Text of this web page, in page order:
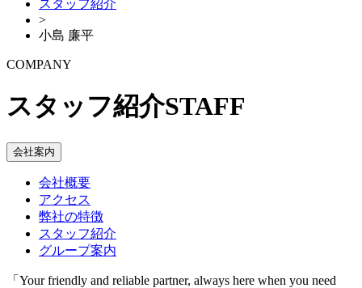
スタッフ紹介
>
小島 廉平
COMPANY
スタッフ紹介STAFF
会社案内
会社概要
アクセス
弊社の特徴
スタッフ紹介
グループ案内
「Your friendly and reliable partner, always here when you need